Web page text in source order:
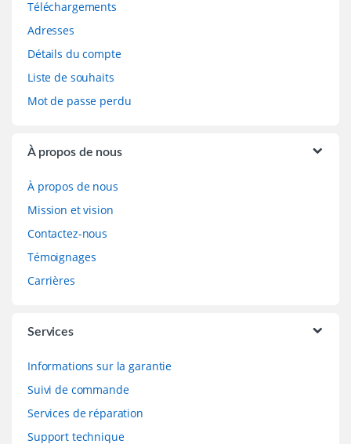
Téléchargements
Adresses
Détails du compte
Liste de souhaits
Mot de passe perdu
À propos de nous
À propos de nous
Mission et vision
Contactez-nous
Témoignages
Carrières
Services
Informations sur la garantie
Suivi de commande
Services de réparation
Support technique